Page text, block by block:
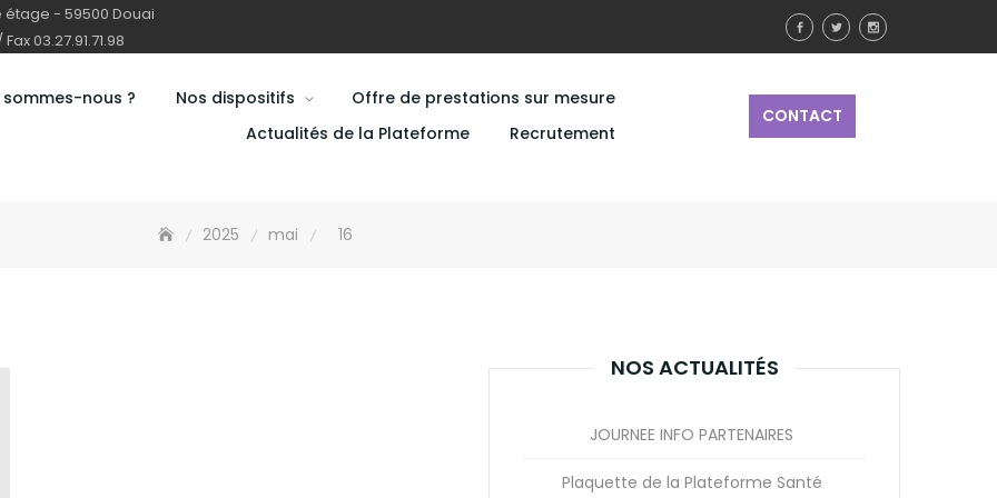
- 59500 Douai
03.27.91.71.98
sommes-nous ? Nos dispositifs
Offre de prestations sur mesure
Actualités de la Plateforme
Recrutement
CONTACT
2025 mai 16
NOS ACTUALITÉS
JOURNEE INFO PARTENAIRES
Plaquette de la Plateforme Santé